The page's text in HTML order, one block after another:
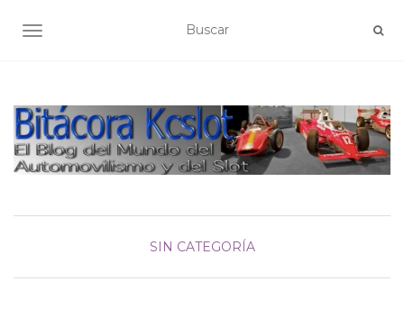
ALTERNAR NAVEGACIÓN
SIN CATEGORÍA